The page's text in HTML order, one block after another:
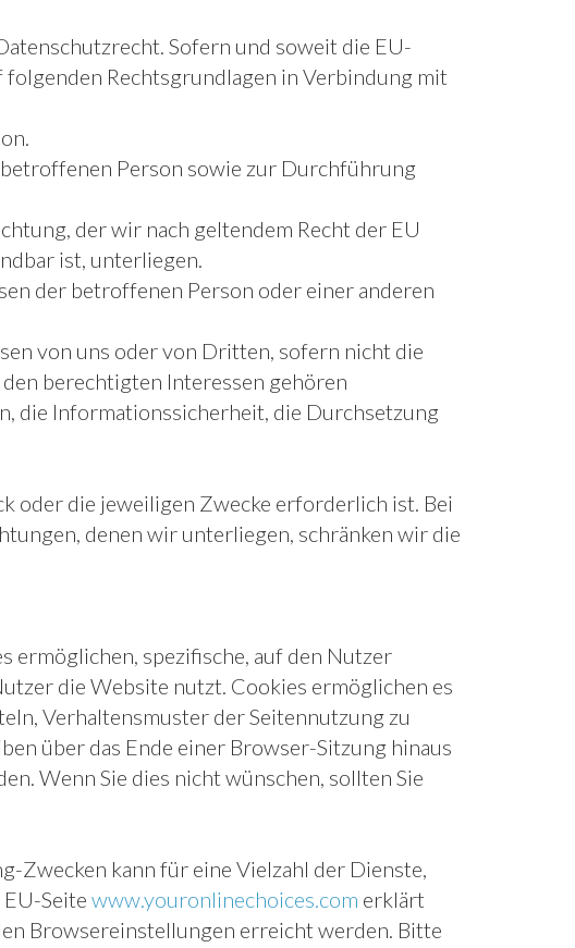
Sofern und soweit die EU-
Rechtsgrundlagen in Verbindung mit
Person sowie zur Durchführung
der wir nach geltendem Recht der EU
ist, unterliegen.
der betroffenen Person oder einer anderen
von uns oder von Dritten, sofern nicht die
berechtigten Interessen gehören
die Informationssicherheit, die Durchsetzung
oder die jeweiligen Zwecke erforderlich ist. Bei
denen wir unterliegen, schränken wir die
ermöglichen, spezifische, auf den Nutzer
die Website nutzt. Cookies ermöglichen es
Verhaltensmuster der Seitennutzung zu
über das Ende einer Browser-Sitzung hinaus
Wenn Sie dies nicht wünschen, sollten Sie
Zwecken kann für eine Vielzahl der Dienste,
Seite www.youronlinechoices.com erklärt
Browsereinstellungen erreicht werden. Bitte